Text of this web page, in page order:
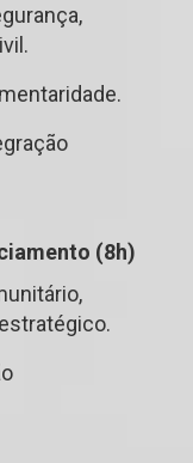
(8h)